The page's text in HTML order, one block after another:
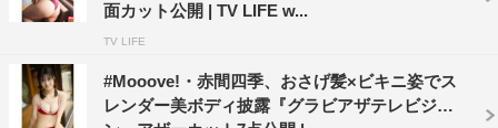
面カット公開 | TV LIFE w...
TV LIFE
#Mooove!・赤間四季、おさげ髪×ビキニ姿でス
レンダー美ボディ披露『グラビアザテレビジョ